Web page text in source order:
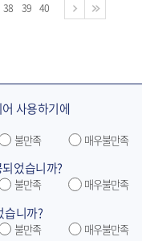
38 39 40
사용하기에
불만족 매우불만족
었습니까?
불만족 매우불만족
습니까?
불만족 매우불만족